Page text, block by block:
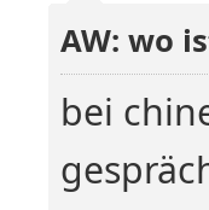
AW: wo
bei